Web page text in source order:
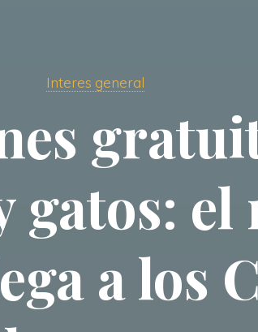
Interes general
gatos: el
a los